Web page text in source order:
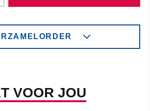
VOOR JOU